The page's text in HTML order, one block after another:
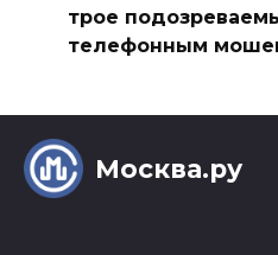
трое
телефонным
Москва.ру